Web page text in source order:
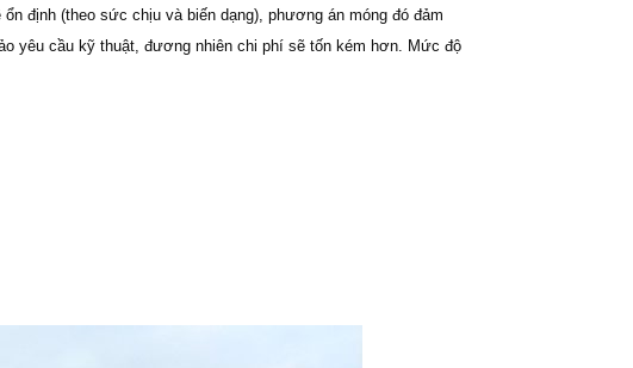
định (theo sức chịu và biến dạng), phương án móng đó đảm
yêu cầu kỹ thuật, đương nhiên chi phí sẽ tốn kém hơn. Mức độ